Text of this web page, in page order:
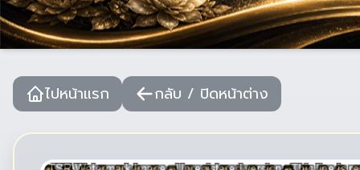
ไปหน้าแรก กลับ / ปิดหน้าต่าง